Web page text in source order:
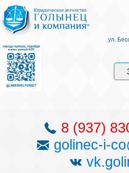
Услуги и наши
Оплата услуг
Задать вопрос
Контакты
ул.
8 (937)
golinec-i-